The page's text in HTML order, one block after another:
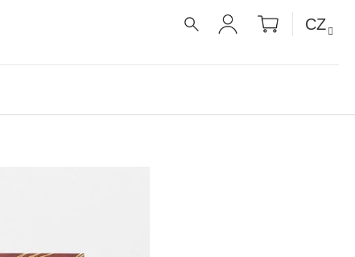
PŘIHLÁŠENÍ
NÁKUPNÍ
KOŠÍK
CZ